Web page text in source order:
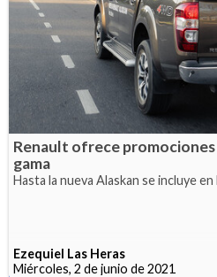
Renault ofrece promociones
gama
Hasta la nueva Alaskan se incluye
Ezequiel Las Heras
Miércoles, 2 de junio de 2021